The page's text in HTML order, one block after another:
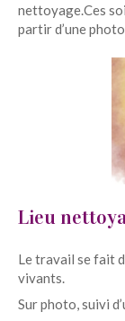
nettoyage.Ces
partir d’une
Lieu
Le travail se fait
vivants.
Sur photo, suivi